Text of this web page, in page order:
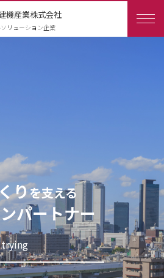
機産業株式会社
リューション企業
りを支える
パートナー
trying